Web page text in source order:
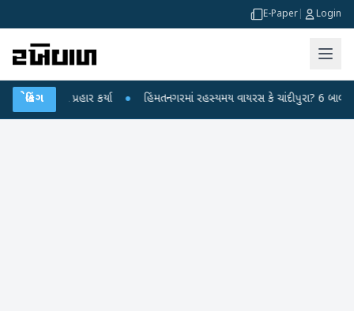
E-Paper Login
બ્રેકિંગ
પ્રહાર કર્યા ● હિંમતનગરમાં રહસ્યમય વાયરસ કે ચાંદીપુરા? 6 બાળકોના મોતથી